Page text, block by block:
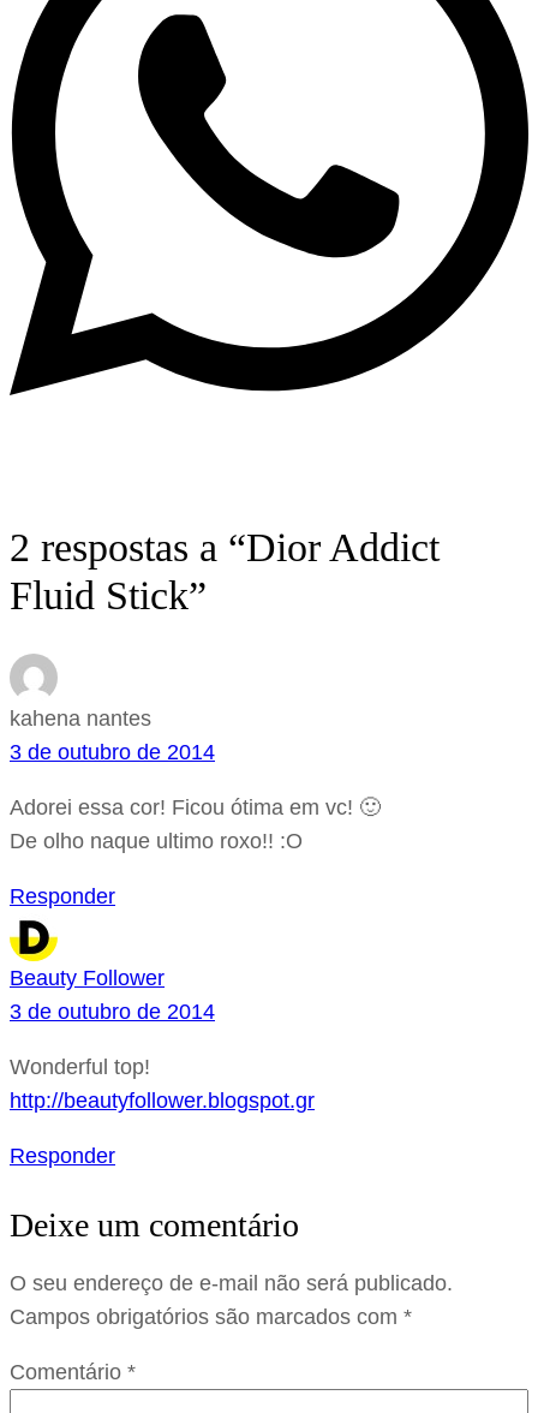
2 respostas a “Dior Addict
Fluid Stick”
kahena nantes
3 de outubro de 2014
Adorei essa cor! Ficou ótima em vc! 🙂
De olho naque ultimo roxo!! :O
Responder
Beauty Follower
3 de outubro de 2014
Wonderful top!
http://beautyfollower.blogspot.gr
Responder
Deixe um comentário
O seu endereço de e-mail não será publicado.
Campos obrigatórios são marcados com *
Comentário *